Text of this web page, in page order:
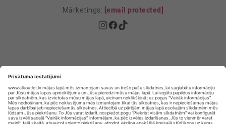
Mārketings: [email protected]
Privātuma Iestatījumi
E-veikala lietošanas noteikumi